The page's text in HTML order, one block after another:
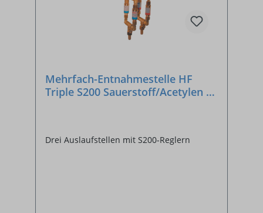
Mehrfach-Entnahmestelle HF
Triple S200 Sauerstoff/Acetylen -
Drei Auslaufstellen mit S200-Reglern